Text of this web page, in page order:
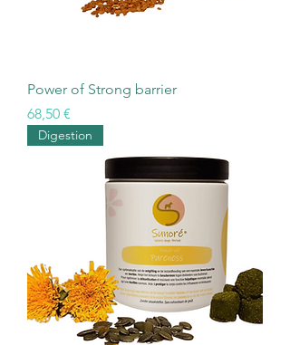
Power of Strong barrier
Prix
68,50 €
Digestion